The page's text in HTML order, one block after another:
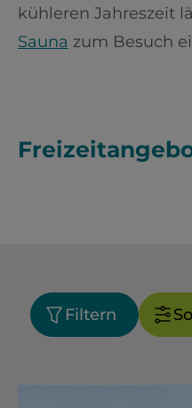
kühleren Jahreszeit
Sauna zum Besuch
Filtern